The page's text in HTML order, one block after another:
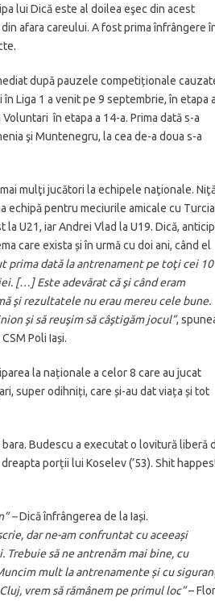
lui Dică este al doilea eşec din acest
afara careului. A fost prima înfrângere
după pauzele competiționale
Liga 1 a venit pe 9 septembrie, în etapa a
în etapa a 14-a. Prima dată s-a
şi Muntenegru, la cea de-a doua s-a
mulţi jucători la echipele naţionale.
echipă pentru meciurile amicale cu Turcia
U21, iar Andrei Vlad la U19. Dică,
care exista și în urmă cu doi ani, când el
prima dată la antrenament pe toţi cei 10
[…] Este adevărat că şi când eram
şi rezultatele nu erau mereu cele bune.
şi să reuşim să câştigăm jocul”,
Poli Iași.
la naționale a celor 8 care au jucat
super odihniți, care și-au dat viața și tot
Budescu a executat o lovitură liberă
porții lui Koselev (’53). Shit happes!
–Dică înfrângerea de la Iași.
dar ne-am confruntat cu aceeași
să ne antrenăm mai bine, cu
mult la antrenamente și cu
vrem să rămânem pe primul loc”–